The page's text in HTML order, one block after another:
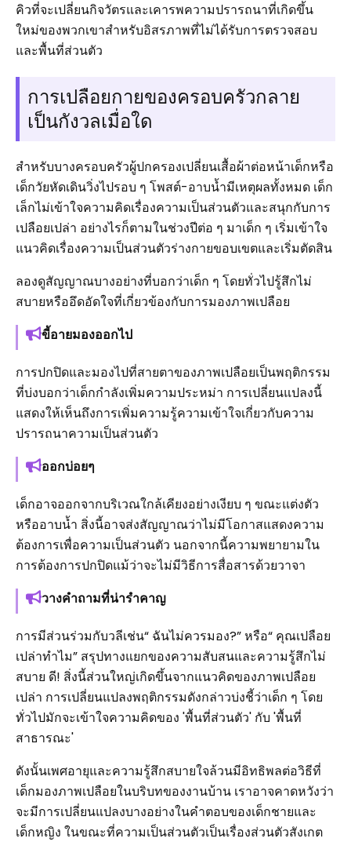
คิวที่จะเปลี่ยนกิจวัตรและเคารพความปรารถนาที่เกิดขึ้น
ใหม่ของพวกเขาสำหรับอิสรภาพที่ไม่ได้รับการตรวจสอบ
และพื้นที่ส่วนตัว
การเปลือยกายของครอบครัวกลาย
เป็นกังวลเมื่อใด
สำหรับบางครอบครัวผู้ปกครองเปลี่ยนเสื้อผ้าต่อหน้าเด็กหรือ
เด็กวัยหัดเดินวิ่งไปรอบ ๆ โพสต์-อาบน้ำมีเหตุผลทั้งหมด เด็ก
เล็กไม่เข้าใจความคิดเรื่องความเป็นส่วนตัวและสนุกกับการ
เปลือยเปล่า อย่างไรก็ตามในช่วงปีต่อ ๆ มาเด็ก ๆ เริ่มเข้าใจ
แนวคิดเรื่องความเป็นส่วนตัวร่างกายขอบเขตและเริ่มตัดสิน
ลองดูสัญญาณบางอย่างที่บอกว่าเด็ก ๆ โดยทั่วไปรู้สึกไม่
สบายหรืออึดอัดใจที่เกี่ยวข้องกับการมองภาพเปลือย
ขี้อายมองออกไป
การปกปิดและมองไปที่สายตาของภาพเปลือยเป็นพฤติกรรม
ที่บ่งบอกว่าเด็กกำลังเพิ่มความประหม่า การเปลี่ยนแปลงนี้
แสดงให้เห็นถึงการเพิ่มความรู้ความเข้าใจเกี่ยวกับความ
ปรารถนาความเป็นส่วนตัว
ออกบ่อยๆ
เด็กอาจออกจากบริเวณใกล้เคียงอย่างเงียบ ๆ ขณะแต่งตัว
หรืออาบน้ำ สิ่งนี้อาจส่งสัญญาณว่าไม่มีโอกาสแสดงความ
ต้องการเพื่อความเป็นส่วนตัว นอกจากนี้ความพยายามใน
การต้องการปกปิดแม้ว่าจะไม่มีวิธีการสื่อสารด้วยวาจา
วางคำถามที่น่ารำคาญ
การมีส่วนร่วมกับวลีเช่น“ ฉันไม่ควรมอง?” หรือ“ คุณเปลือย
เปล่าทำไม” สรุปทางแยกของความสับสนและความรู้สึกไม่
สบาย ดี! สิ่งนี้ส่วนใหญ่เกิดขึ้นจากแนวคิดของภาพเปลือย
เปล่า การเปลี่ยนแปลงพฤติกรรมดังกล่าวบ่งชี้ว่าเด็ก ๆ โดย
ทั่วไปมักจะเข้าใจความคิดของ 'พื้นที่ส่วนตัว' กับ 'พื้นที่
สาธารณะ'
ดังนั้นเพศอายุและความรู้สึกสบายใจล้วนมีอิทธิพลต่อวิธีที่
เด็กมองภาพเปลือยในบริบทของงานบ้าน เราอาจคาดหวังว่า
จะมีการเปลี่ยนแปลงบางอย่างในคำตอบของเด็กชายและ
เด็กหญิง ในขณะที่ความเป็นส่วนตัวเป็นเรื่องส่วนตัวสังเกต